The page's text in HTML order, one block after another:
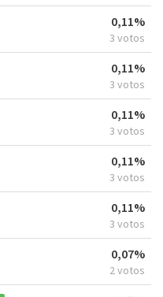
0,11%
3 votos
0,11%
3 votos
0,11%
3 votos
0,11%
3 votos
0,11%
3 votos
0,07%
2 votos